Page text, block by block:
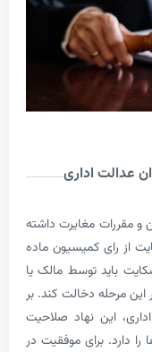
مقررات مغایرت داشته
ماده
مالک یا
کند. بر
نهاد صلاحیت
موفقیت در